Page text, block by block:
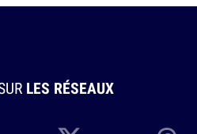
LES RÉSEAUX